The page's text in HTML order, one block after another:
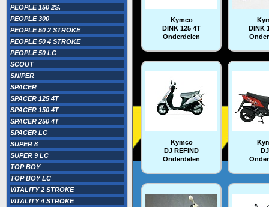
PEOPLE 150 2S.
PEOPLE 300
PEOPLE 50 2 STROKE
PEOPLE 50 4 STROKE
PEOPLE 50 LC
SCOUT
SNIPER
SPACER
SPACER 125 4T
SPACER 150 4T
SPACER 250 4T
SPACER LC
SUPER 8
SUPER 9 LC
TOP BOY
TOP BOY LC
VITALITY 2 STROKE
VITALITY 4 STROKE
Kymco
DINK 125 4T
Onderdelen
DINK
Kymco
DJ REFIND
Onderdelen